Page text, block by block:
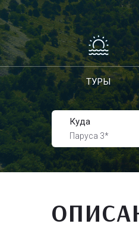
ТУРЫ
Куда
Паруса 3*